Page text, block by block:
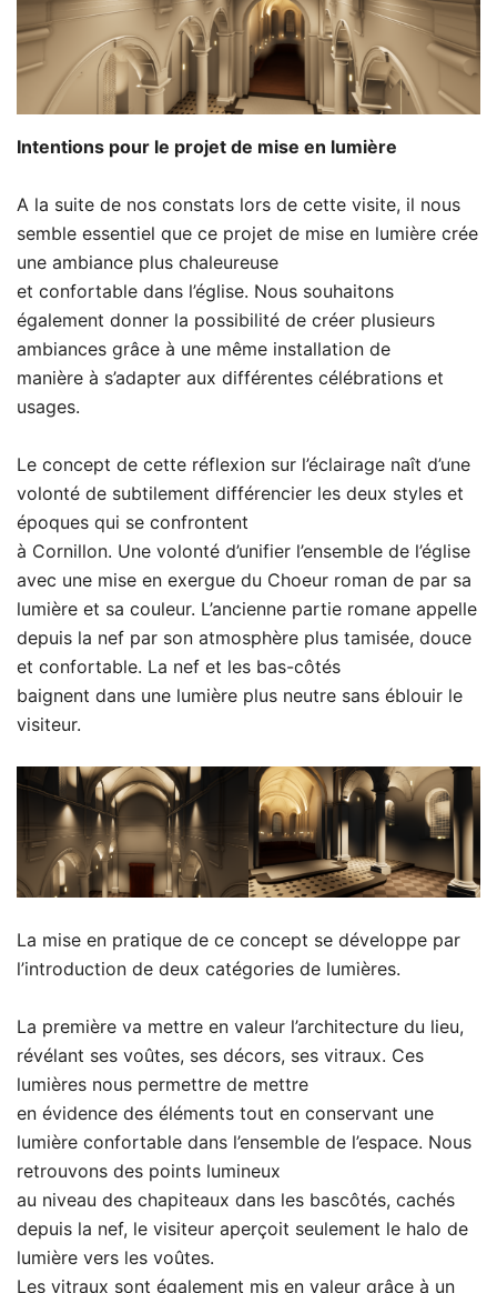
Intentions pour le projet de mise en lumière
A la suite de nos constats lors de cette visite, il nous
semble essentiel que ce projet de mise en lumière crée
une ambiance plus chaleureuse
et confortable dans l’église. Nous souhaitons
également donner la possibilité de créer plusieurs
ambiances grâce à une même installation de
manière à s’adapter aux différentes célébrations et
usages.
Le concept de cette réflexion sur l’éclairage naît d’une
volonté de subtilement différencier les deux styles et
époques qui se confrontent
à Cornillon. Une volonté d’unifier l’ensemble de l’église
avec une mise en exergue du Choeur roman de par sa
lumière et sa couleur. L’ancienne partie romane appelle
depuis la nef par son atmosphère plus tamisée, douce
et confortable. La nef et les bas-côtés
baignent dans une lumière plus neutre sans éblouir le
visiteur.
La mise en pratique de ce concept se développe par
l’introduction de deux catégories de lumières.
La première va mettre en valeur l’architecture du lieu,
révélant ses voûtes, ses décors, ses vitraux. Ces
lumières nous permettre de mettre
en évidence des éléments tout en conservant une
lumière confortable dans l’ensemble de l’espace. Nous
retrouvons des points lumineux
au niveau des chapiteaux dans les bascôtés, cachés
depuis la nef, le visiteur aperçoit seulement le halo de
lumière vers les voûtes.
Les vitraux sont également mis en valeur grâce à un